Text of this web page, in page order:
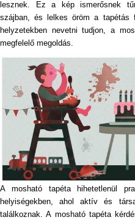
lesznek. Ez a kép ismerősnek
szájban, és lelkes öröm a tapétás
helyzetekben nevetni tudjon, a
megfelelő megoldás.
A mosható tapéta hihetetlenül
helyiségekben, ahol aktív és
találkoznak. A mosható tapéta